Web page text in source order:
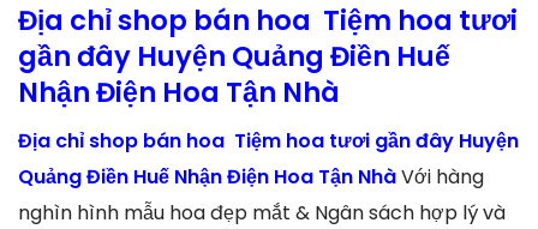
Địa chỉ shop bán hoa Tiệm hoa tươi
gần đây Huyện Quảng Điền Huế
Nhận Điện Hoa Tận Nhà
Địa chỉ shop bán hoa Tiệm hoa tươi gần đây Huyện
Quảng Điền Huế Nhận Điện Hoa Tận NhàVới hàng
nghìn hình mẫu hoa đẹp mắt & Ngân sách hợp lý và